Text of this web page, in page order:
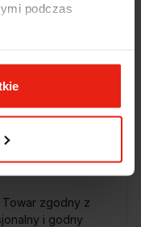
podczas
zweryfikowano
obsługa
zweryfikowano
Towar zgodny z
i godny